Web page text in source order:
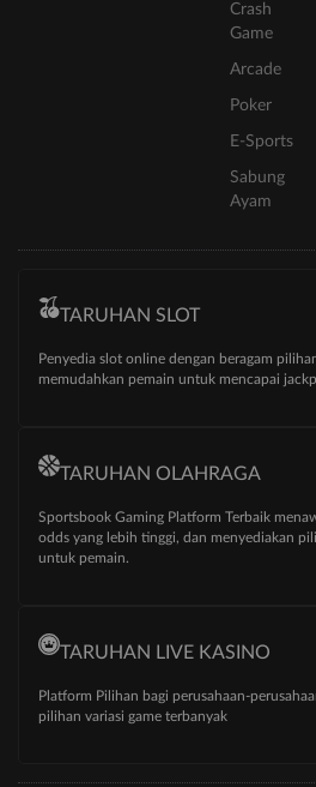
Crash
Game
Arcade
Poker
E-Sports
Sabung
Ayam
TARUHAN SLOT
Penyedia slot online dengan beragam
memudahkan pemain untuk mencapai
TARUHAN OLAHRAGA
Sportsbook Gaming Platform Terbaik
odds yang lebih tinggi, dan menyediakan
untuk pemain.
TARUHAN LIVE KASINO
Platform Pilihan bagi perusahaan-
pilihan variasi game terbanyak